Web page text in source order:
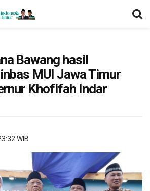
Bawang hasil
MUI Jawa Timur
Khofifah Indar
WIB